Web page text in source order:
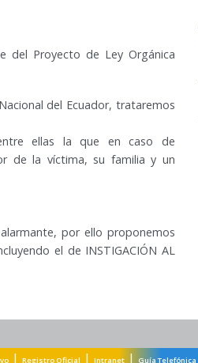
del Proyecto de Ley Orgánica
del Ecuador, trataremos
ellas la que en caso de
de la víctima, su familia y un
por ello proponemos
el de INSTIGACIÓN AL
| Registro Oficial | Intranet | Guía Telefónica